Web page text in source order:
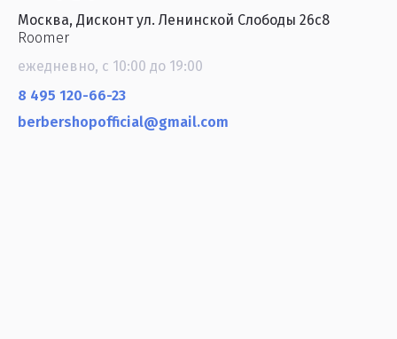
Москва, Дисконт ул. Ленинской Слободы 26с8
Roomer
ежедневно, с 10:00 до 19:00
8 495 120-66-23
berbershopofficial@gmail.com